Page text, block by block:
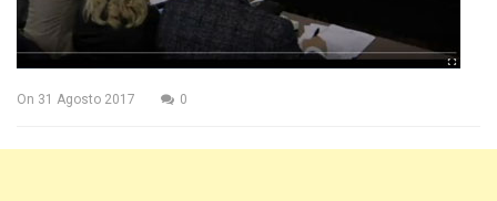
On 31 Agosto 2017 0